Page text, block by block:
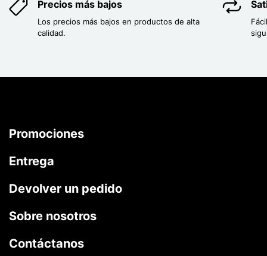
Precios más bajos
Los precios más bajos en productos de alta
calidad.
Promociones
Entrega
Devolver un pedido
Sobre nosotros
Contáctanos